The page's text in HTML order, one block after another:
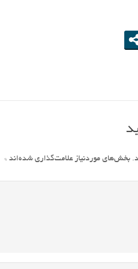
بخش‌های موردنیاز علامت‌گذاری شده‌اند *